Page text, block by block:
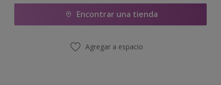
Encontrar una tienda
Agregar a espacio